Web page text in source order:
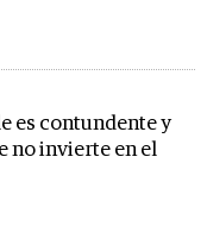
es contundente y
no invierte en el